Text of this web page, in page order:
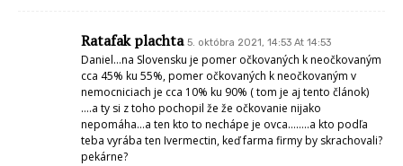
Ratafak plachta 5. októbra 2021, 14:53 At 14:53
Daniel…na Slovensku je pomer očkovaných k neočkovaným
cca 45% ku 55%, pomer očkovaných k neočkovaným v
nemocniciach je cca 10% ku 90% ( tom je aj tento článok)
….a ty si z toho pochopil že že očkovanie nijako
nepomáha…a ten kto to nechápe je ovca……..a kto podľa
teba vyrába ten Ivermectin, keď farma firmy by skrachovali?
pekárne?